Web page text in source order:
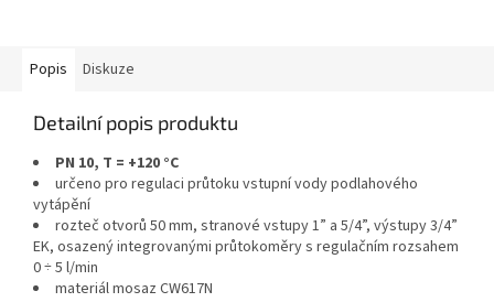
Popis Diskuze
Detailní popis produktu
PN 10, T = +120 °C
určeno pro regulaci průtoku vstupní vody podlahového
vytápění
rozteč otvorů 50 mm, stranové vstupy 1” a 5/4”, výstupy 3/4”
EK, osazený integrovanými průtokoměry s regulačním rozsahem
0 ÷ 5 l/min
materiál mosaz CW617N